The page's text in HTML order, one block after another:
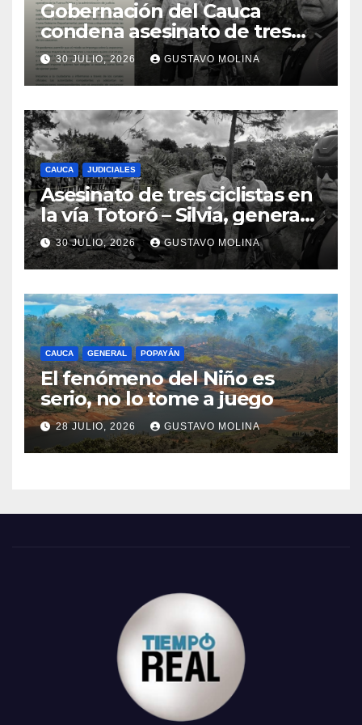
Gobernación del Cauca
condena asesinato de tres
ciudadanos y exige medidas
urgentes al Gobierno
Nacional
30 JULIO, 2026 GUSTAVO MOLINA
CAUCA JUDICIALES
Asesinato de tres ciclistas en
la vía Totoró – Silvia, genera
consternación en el Cauca
30 JULIO, 2026 GUSTAVO MOLINA
CAUCA GENERAL POPAYÁN
El fenómeno del Niño es
serio, no lo tome a juego
28 JULIO, 2026 GUSTAVO MOLINA